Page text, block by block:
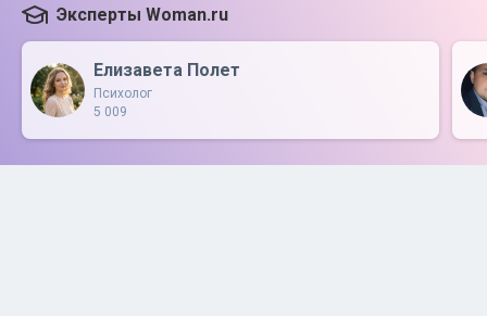
Эксперты Woman.ru
Елизавета Полет
Психолог
5 009